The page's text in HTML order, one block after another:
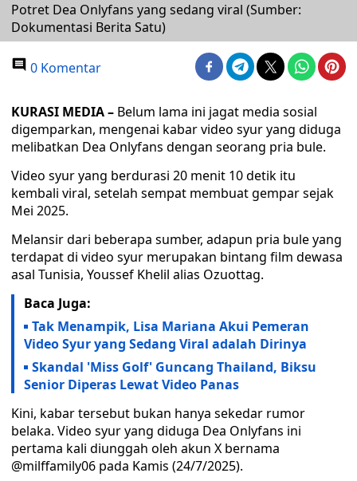
Potret Dea Onlyfans yang sedang viral (Sumber:
Dokumentasi Berita Satu)
0 Komentar
KURASI MEDIA – Belum lama ini jagat media sosial
digemparkan, mengenai kabar video syur yang diduga
melibatkan Dea Onlyfans dengan seorang pria bule.
Video syur yang berdurasi 20 menit 10 detik itu
kembali viral, setelah sempat membuat gempar sejak
Mei 2025.
Melansir dari beberapa sumber, adapun pria bule yang
terdapat di video syur merupakan bintang film dewasa
asal Tunisia, Youssef Khelil alias Ozuottag.
Baca Juga:
Tak Menampik, Lisa Mariana Akui Pemeran
Video Syur yang Sedang Viral adalah Dirinya
Skandal 'Miss Golf' Guncang Thailand, Biksu
Senior Diperas Lewat Video Panas
Kini, kabar tersebut bukan hanya sekedar rumor
belaka. Video syur yang diduga Dea Onlyfans ini
pertama kali diunggah oleh akun X bernama
@milffamily06 pada Kamis (24/7/2025).